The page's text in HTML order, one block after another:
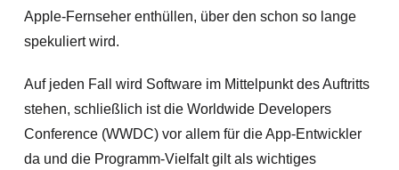
Apple-Fernseher enthüllen, über den schon so lange
spekuliert wird.
Auf jeden Fall wird Software im Mittelpunkt des Auftritts
stehen, schließlich ist die Worldwide Developers
Conference (WWDC) vor allem für die App-Entwickler
da und die Programm-Vielfalt gilt als wichtiges